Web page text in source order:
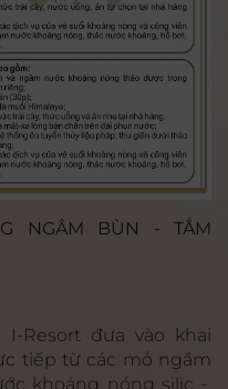
NGÂM BÙN - TẮM
Resort đưa vào khai
tiếp từ các mỏ ngầm
khoáng nóng silic -